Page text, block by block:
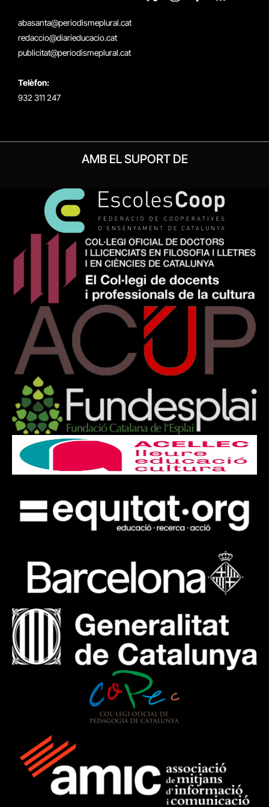
abasanta@periodismeplural.cat
redaccio@diarieducacio.cat
publicitat@periodismeplural.cat
Telèfon:
932 311 247
X
Instagram
Facebook
RSS
AMB EL SUPORT DE